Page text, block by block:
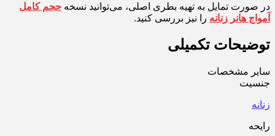
در صورت تمایل به تهیه بطری اصلی، می‌توانید نسخه حجم کامل
آمواج هانر زنانه را نیز بررسی کنید.
توضیحات تکمیلی
سایر مشخصات
جنسیت
زنانه
رایحه